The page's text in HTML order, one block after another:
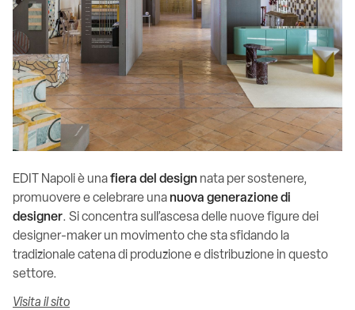
EDIT Napoli è unafiera del design nata per sostenere,
promuovere e celebrare unanuova generazione di
designer. Si concentra sull’ascesa delle nuove figure dei
designer-maker un movimento che sta sfidando la
tradizionale catena di produzione e distribuzione in questo
settore.
Visita il sito